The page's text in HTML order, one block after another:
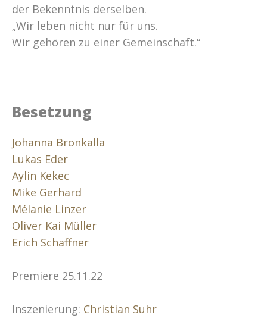
der Bekenntnis derselben.
„Wir leben nicht nur für uns.
Wir gehören zu einer Gemeinschaft.“
Besetzung
Johanna Bronkalla
Lukas Eder
Aylin Kekec
Mike Gerhard
Mélanie Linzer
Oliver Kai Müller
Erich Schaffner
Premiere 25.11.22
Inszenierung: Christian Suhr